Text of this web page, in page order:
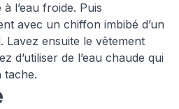
l’eau froide. Puis
avec un chiffon imbibé d’un
Lavez ensuite le vêtement
d’utiliser de l’eau chaude qui
tache.